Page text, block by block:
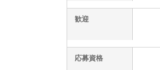
歓迎
応募資格